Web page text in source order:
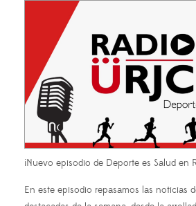
¡Nuevo episodio de Deporte es Salud en
En este episodio repasamos las noticias